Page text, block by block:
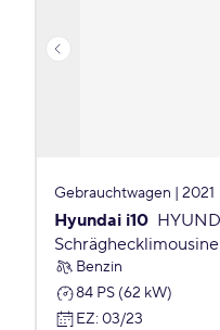
Gebrauchtwagen | 2021
Hyundai i10
Schräghecklimousine
Benzin
84 PS (62 kW)
EZ: 03/23